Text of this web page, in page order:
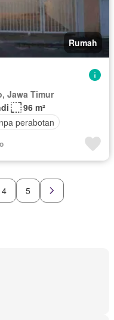
Rumah
Jawa Timur
96 m²
perabotan
4 5